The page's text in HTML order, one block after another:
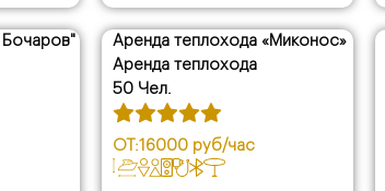
Бочаров"
Аренда теплохода «Миконос»
Аренда теплохода
50 Чел.
ОТ:16000 руб/час